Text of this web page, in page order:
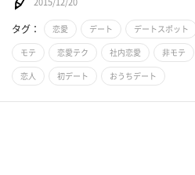
2015/12/20
タグ： 恋愛 デート デートスポット
モテ 恋愛テク 社内恋愛 非モテ
恋人 初デート おうちデート